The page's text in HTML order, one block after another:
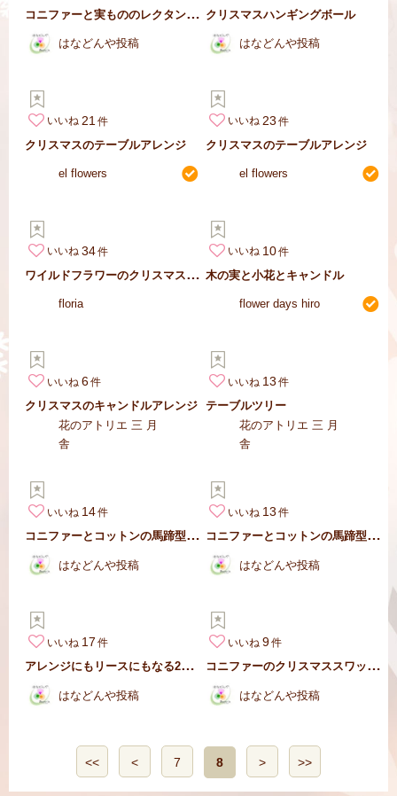
コ
ニファーと実もののレクタングルアレンジ
はなどんや投稿
クリスマスハンギングボール
はなどんや投稿
いいね 21
クリスマスのテーブルアレンジ
el flowers
いいね 23
クリスマスのテーブルアレンジ
el flowers
いいね 34
ワ
イルドフラワーのクリスマスリース
floria
いいね 10
木の実と小花とキャンドル
flower days hiro
いいね 6
クリスマスのキャンドルアレンジ
花のアトリエ 三 月
舎
いいね 13
テーブルツリー
花のアトリエ 三 月
舎
いいね 14
コ
ニファーとコットンの馬蹄型リース【2023キット販売あり】
はなどんや投稿
いいね 13
コ
ニファーとコットンの馬蹄型リース【2023キット販売あり】
はなどんや投稿
いいね 17
ア
レンジにもリースにもなる2WAYハンドル付きポット
はなどんや投稿
いいね 9
コ
ニファーのクリスマススワッグ【キット販売中】
はなどんや投稿
<< < 7 8 > >>